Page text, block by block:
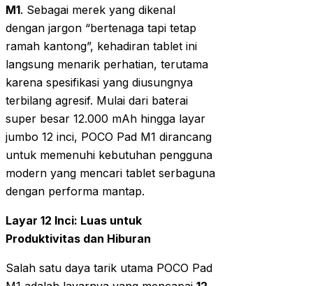
M1. Sebagai merek yang dikenal
dengan jargon “bertenaga tapi tetap
ramah kantong”, kehadiran tablet ini
langsung menarik perhatian, terutama
karena spesifikasi yang diusungnya
terbilang agresif. Mulai dari baterai
super besar 12.000 mAh hingga layar
jumbo 12 inci, POCO Pad M1 dirancang
untuk memenuhi kebutuhan pengguna
modern yang mencari tablet serbaguna
dengan performa mantap.
Layar 12 Inci: Luas untuk
Produktivitas dan Hiburan
Salah satu daya tarik utama POCO Pad